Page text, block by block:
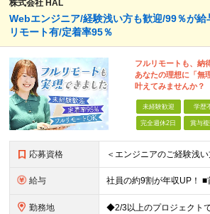
株式会社 HAL
Webエンジニア/経験浅い方も歓迎/99％が
リモート有/定着率95％
フルリモートも、納
あなたの理想に「無
叶えてみませんか？
未経験歓迎 学歴
完全週休2日 賞与複
応募資格
給与
勤務地